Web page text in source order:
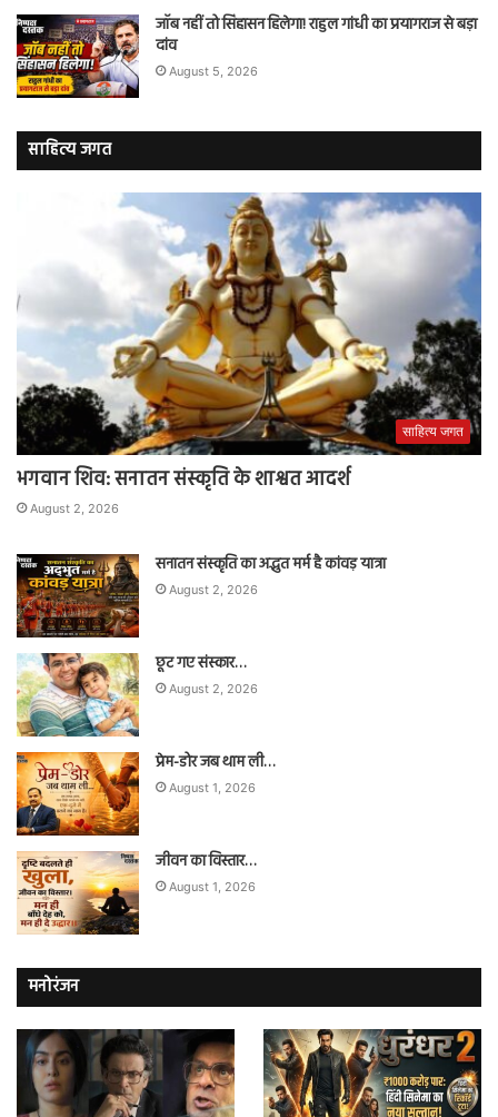
जॉब नहीं तो सिंहासन हिलेगा! राहुल गांधी का प्रयागराज से बड़ा
दांव
August 5, 2026
साहित्य जगत
साहित्य जगत
भगवान शिव: सनातन संस्कृति के शाश्वत आदर्श
August 2, 2026
सनातन संस्कृति का अद्भुत मर्म है कांवड़ यात्रा
August 2, 2026
छूट गए संस्कार…
August 2, 2026
प्रेम-डोर जब थाम ली…
August 1, 2026
जीवन का विस्तार…
August 1, 2026
मनोरंजन